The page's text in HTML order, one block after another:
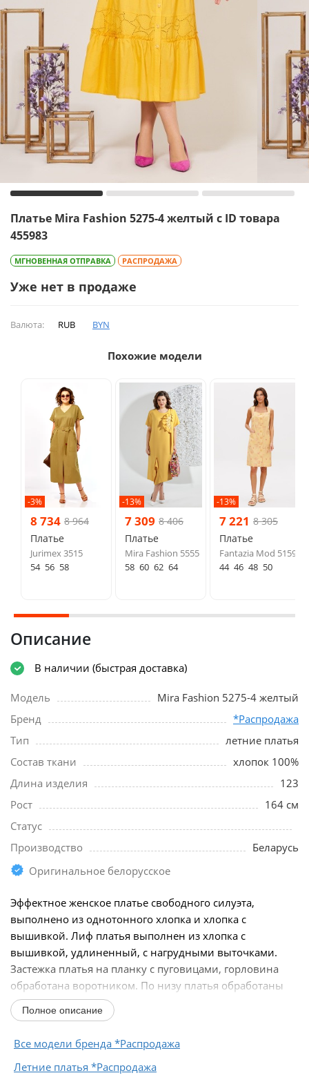
Платье Mira Fashion 5275-4 желтый с ID товара
455983
МГНОВЕННАЯ ОТПРАВКА РАСПРОДАЖА
Уже нет в продаже
Валюта: RUB BYN
Похожие модели
-3%
8 734 8 964
Платье
Jurimex 3515
54 56 58
-13%
7 309 8 406
Платье
Mira Fashion 5555
58 60 62 64
-13%
7 221 8 305
Платье
Fantazia Mod 5159
44 46 48 50
Описание
В наличии (быстрая доставка)
Модель
Mira Fashion 5275-4 желтый
Бренд
*Распродажа
Тип
летние платья
Состав ткани
хлопок 100%
Длина изделия
123
Рост
164 см
Статус
Производство
Беларусь
Оригинальное белорусское
Эффектное женское платье свободного силуэта,
выполнено из однотонного хлопка и хлопка с
вышивкой. Лиф платья выполнен из хлопка с
вышивкой, удлиненный, с нагрудными выточками.
Застежка платья на планку с пуговицами, горловина
обработана воротником. По низу платья обработаны
притачные...
Полное описание
Все модели бренда *Распродажа
Летние платья *Распродажа